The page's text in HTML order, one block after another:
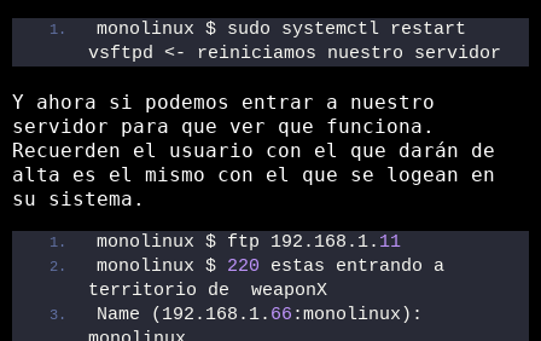
monolinux $ sudo systemctl restart
vsftpd <- reiniciamos nuestro servidor
Y ahora si podemos entrar a nuestro
servidor para que ver que funciona.
Recuerden el usuario con el que darán de
alta es el mismo con el que se logean en
su sistema.
monolinux $ ftp 192.168.1. 11
monolinux $ 220 estas entrando a
territorio de  weaponX
Name (192.168.1. 66 :monolinux):